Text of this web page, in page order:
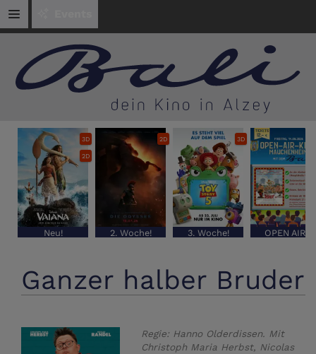
3D
2D
Neu!
2D
2. Woche!
3D
3. Woche! OPEN AIR
Ganzer halber Bruder
Regie: Hanno Olderdissen. Mit
Christoph Maria Herbst, Nicolas